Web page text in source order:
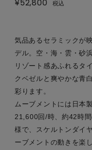
¥52,800 税込
気品あるセラミックが
デル。空・海・雲・砂
リゾート感あふれるタ
クベゼルと爽やかな青
彩ります。
ムーブメントには日本
21,600回/時、約42時
様で、スケルトンダイ
ーブメントの動きを楽